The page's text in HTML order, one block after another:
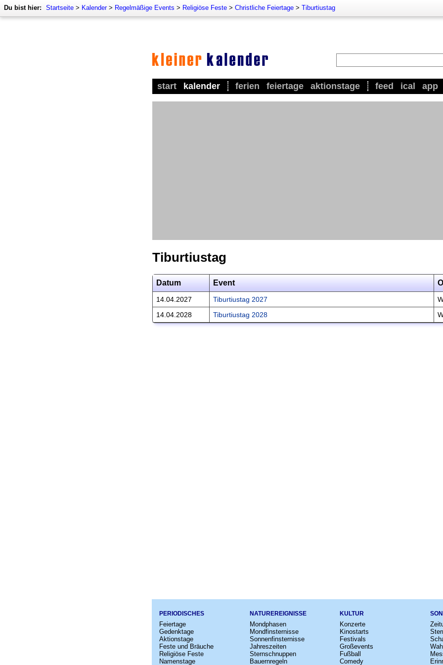
Du bist hier: Startseite > Kalender> Regelmäßige Events > Religiöse Feste > Christliche Feiertage > Tiburtiustag
start kalender ferien feiertage aktionstage feed ical app
Tiburtiustag
Datum Event
14.04.2027 Tiburtiustag 2027
14.04.2028
Tiburtiustag 2028
PERIODISCHES
Feiertage
Gedenktage
Aktionstage
Feste und Bräuche
Religiöse Feste
Namenstage
NATUREREIGNISSE
Mondphasen
Mondfinsternisse
Sonnenfinsternisse
Jahreszeiten
Sternschnuppen
Bauernregeln
KULTUR
Konzerte
Kinostarts
Festivals
Großevents
Fußball
Comedy